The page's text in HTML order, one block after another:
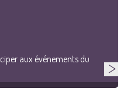
aux événements du